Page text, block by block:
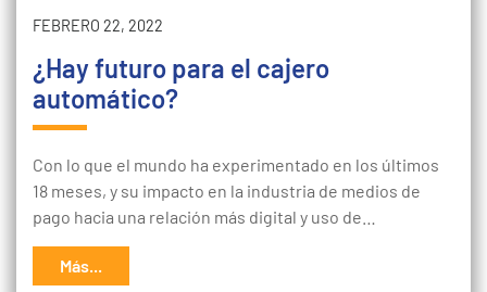
FEBRERO 22, 2022
¿Hay futuro para el cajero
automático?
Con lo que el mundo ha experimentado en los últimos
18 meses, y su impacto en la industria de medios de
pago hacia una relación más digital y uso de…
Más...